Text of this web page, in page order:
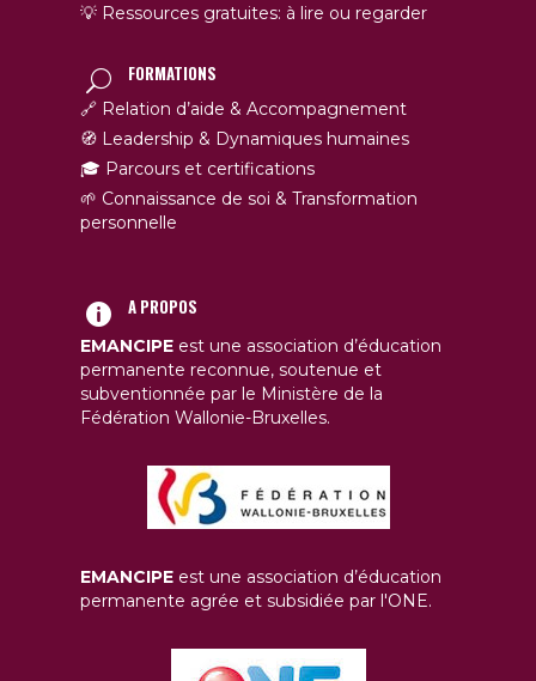
💡 Ressources gratuites: à lire ou regarder
FORMATIONS
🔗 Relation d’aide & Accompagnement
🧭 Leadership & Dynamiques humaines
🎓 Parcours et certifications
🌱 Connaissance de soi & Transformation
personnelle
A PROPOS
EMANCIPE est une association d’éducation
permanente reconnue, soutenue et
subventionnée par le Ministère de la
Fédération Wallonie-Bruxelles.
EMANCIPE est une association d’éducation
permanente agrée et subsidiée par l'ONE.